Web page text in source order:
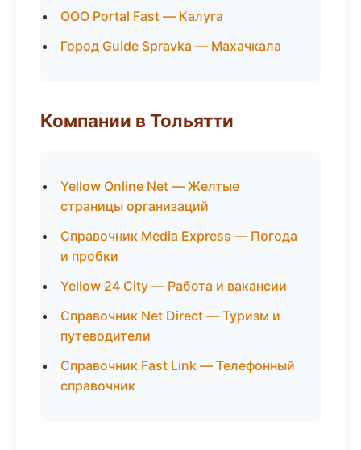
ООО Portal Fast — Калуга
Город Guide Spravka — Махачкала
Компании в Тольятти
Yellow Online Net — Желтые
страницы организаций
Справочник Media Express — Погода
и пробки
Yellow 24 City — Работа и вакансии
Справочник Net Direct — Туризм и
путеводители
Справочник Fast Link — Телефонный
справочник